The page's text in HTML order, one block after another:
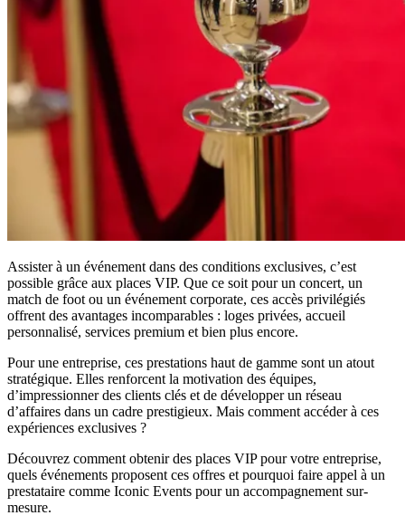
Assister à un événement dans des conditions exclusives, c’est
possible grâce aux places VIP. Que ce soit pour un concert, un
match de foot ou un événement corporate, ces accès privilégiés
offrent des avantages incomparables : loges privées, accueil
personnalisé, services premium et bien plus encore.
Pour une entreprise, ces prestations haut de gamme sont un atout
stratégique. Elles renforcent la motivation des équipes,
d’impressionner des clients clés et de développer un réseau
d’affaires dans un cadre prestigieux. Mais comment accéder à ces
expériences exclusives ?
Découvrez comment obtenir des places VIP pour votre entreprise,
quels événements proposent ces offres et pourquoi faire appel à un
prestataire comme Iconic Events pour un accompagnement sur-
mesure.